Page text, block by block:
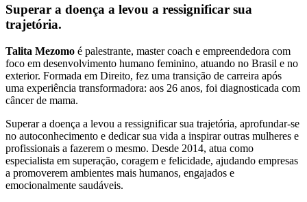
Superar a doença a levou a ressignificar sua
trajetória.
Talita Mezomo é palestrante, master coach e empreendedora com
foco em desenvolvimento humano feminino, atuando no Brasil e no
exterior. Formada em Direito, fez uma transição de carreira após
uma experiência transformadora: aos 26 anos, foi diagnosticada com
câncer de mama.
Superar a doença a levou a ressignificar sua trajetória, aprofundar-se
no autoconhecimento e dedicar sua vida a inspirar outras mulheres e
profissionais a fazerem o mesmo. Desde 2014, atua como
especialista em superação, coragem e felicidade, ajudando empresas
a promoverem ambientes mais humanos, engajados e
emocionalmente saudáveis.